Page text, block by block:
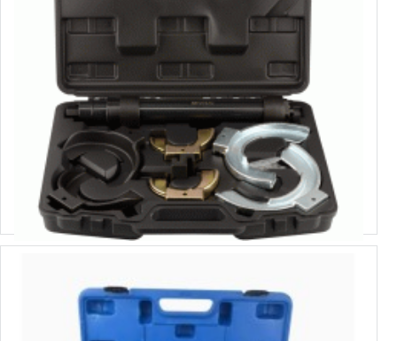
Стяжка пружин со сменными коваными захватами
Выбрать варианты